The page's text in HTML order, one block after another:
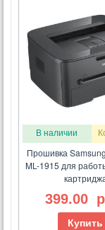
В наличии
Прошивка
ML-1915 для
399.00
Купить